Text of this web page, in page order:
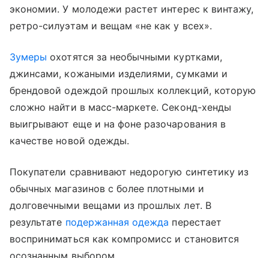
экономии. У молодежи растет интерес к винтажу,
ретро-силуэтам и вещам «не как у всех».
Зумеры охотятся за необычными куртками,
джинсами, кожаными изделиями, сумками и
брендовой одеждой прошлых коллекций, которую
сложно найти в масс-маркете. Секонд-хенды
выигрывают еще и на фоне разочарования в
качестве новой одежды.
Покупатели сравнивают недорогую синтетику из
обычных магазинов с более плотными и
долговечными вещами из прошлых лет. В
результате подержанная одежда перестает
восприниматься как компромисс и становится